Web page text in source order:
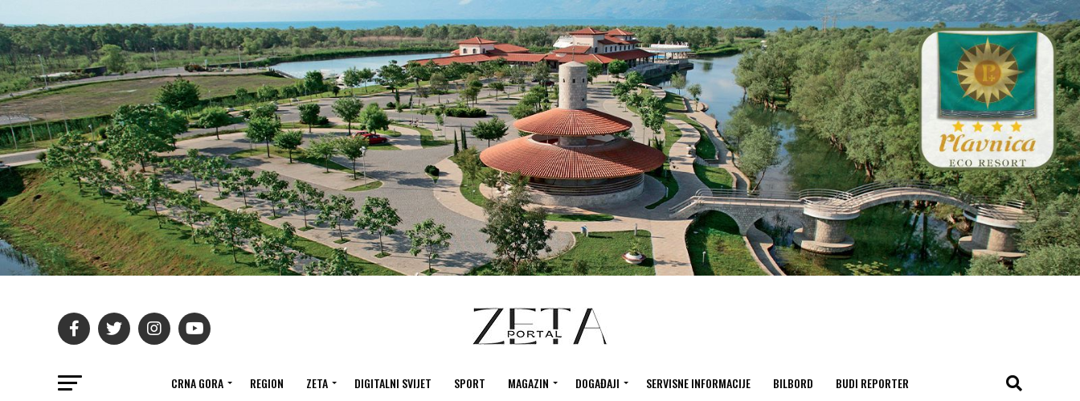
CRNA GORA REGION ZETA DIGITALNI SVIJET SPORT MAGAZIN DOGAĐAJI SERVISNE INFORMACIJE BILBORD BUDI REPORTER